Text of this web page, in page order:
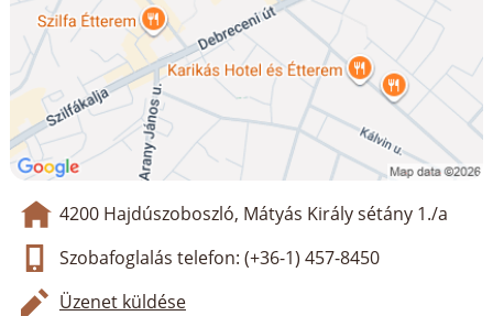
4200 Hajdúszoboszló, Mátyás Király sétány 1./a
Szobafoglalás telefon: (+36-1) 457-8450
Üzenet küldése